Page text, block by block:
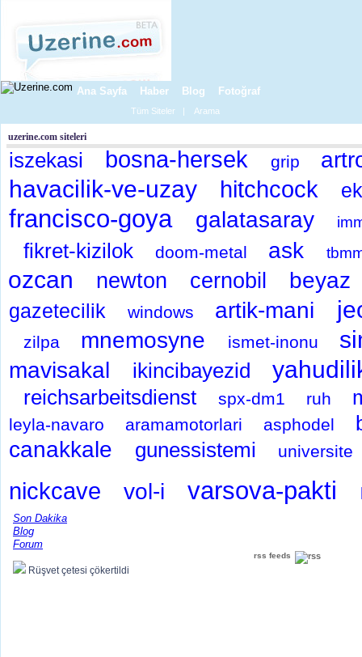
Ana Sayfa Haber Blog Fotoğraf
Tüm Siteler | Arama
uzerine.com siteleri
iszekasi bosna-hersek grip
havacilik-ve-uzay hitchcock
francisco-goya galatasaray
fikret-kizilok doom-metal ask
ozcan newton cernobil beyaz
gazetecilik windows artik-mani
zilpa mnemosyne ismet-inonu
mavisakal ikincibayezid
reichsarbeitsdienst spx-dm1 ruh
leyla-navaro aramamotorlari asphodel
canakkale gunessistemi universite
nickcave vol-i varsova-pakti
Son Dakika
Blog
Forum
rss feeds
Rüşvet çetesi çökertildi